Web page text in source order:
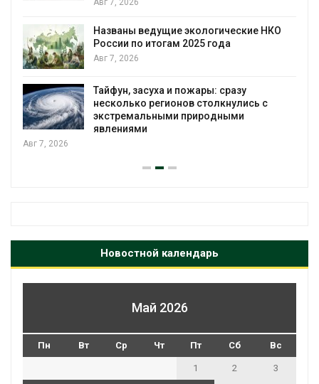
Названы ведущие экологические НКО
России по итогам 2025 года
Авг 7, 2026
Тайфун, засуха и пожары: сразу
несколько регионов столкнулись с
экстремальными природными
явлениями
Авг 7, 2026
Новостной календарь
Май 2026
Пн Вт Ср Чт Пт Сб Вс
1 2 3